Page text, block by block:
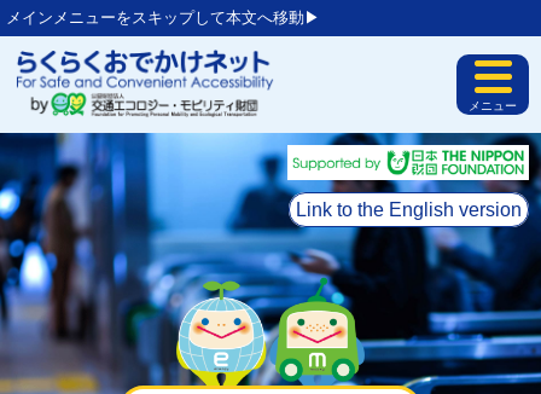
メインメニューをスキップして本文へ移動▶︎
メニュー
Link to the English version